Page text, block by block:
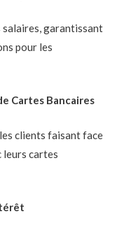
salaires, garantissant
pour les
Cartes Bancaires
clients faisant face
leurs cartes